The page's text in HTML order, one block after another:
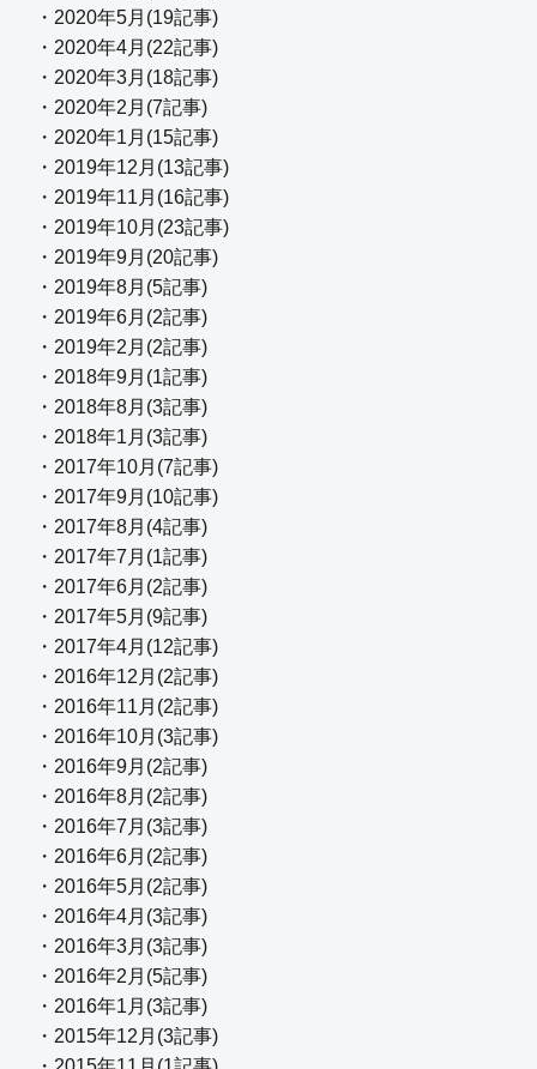
・2020年5月(19記事)
・2020年4月(22記事)
・2020年3月(18記事)
・2020年2月(7記事)
・2020年1月(15記事)
・2019年12月(13記事)
・2019年11月(16記事)
・2019年10月(23記事)
・2019年9月(20記事)
・2019年8月(5記事)
・2019年6月(2記事)
・2019年2月(2記事)
・2018年9月(1記事)
・2018年8月(3記事)
・2018年1月(3記事)
・2017年10月(7記事)
・2017年9月(10記事)
・2017年8月(4記事)
・2017年7月(1記事)
・2017年6月(2記事)
・2017年5月(9記事)
・2017年4月(12記事)
・2016年12月(2記事)
・2016年11月(2記事)
・2016年10月(3記事)
・2016年9月(2記事)
・2016年8月(2記事)
・2016年7月(3記事)
・2016年6月(2記事)
・2016年5月(2記事)
・2016年4月(3記事)
・2016年3月(3記事)
・2016年2月(5記事)
・2016年1月(3記事)
・2015年12月(3記事)